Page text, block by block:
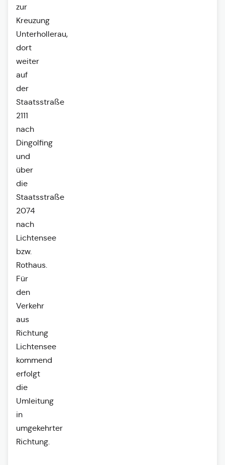
zur
Kreuzung
Unterhollerau,
dort
weiter
auf
der
Staatsstraße
2111
nach
Dingolfing
und
über
die
Staatsstraße
2074
nach
Lichtensee
bzw.
Rothaus.
Für
den
Verkehr
aus
Richtung
Lichtensee
kommend
erfolgt
die
Umleitung
in
umgekehrter
Richtung.